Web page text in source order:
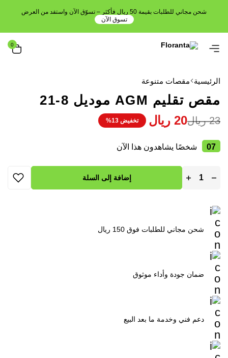
شحن مجاني للطلبات بقيمة 50 ريال فأكثر – تسوّق الآن واستفد من العرض
تسوق الآن
0
الرئيسية مقصات متنوعة
مقص تقليم AGM موديل 8-21
23 ريال20 ريال تخفيض 13%
07 شخصًا يشاهدون هذا الآن
إضافة إلى السلة
شحن مجاني للطلبات فوق 150 ريال
ضمان جودة وأداء موثوق
دعم فني وخدمة ما بعد البيع